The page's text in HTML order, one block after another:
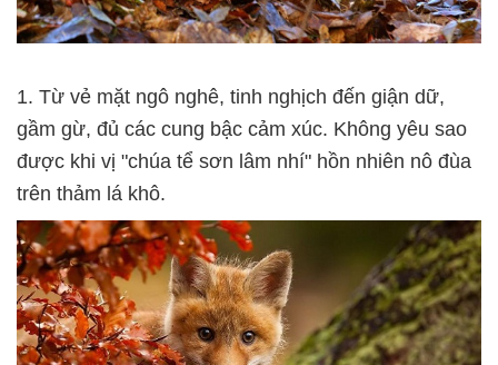
1. Từ vẻ mặt ngô nghê, tinh nghịch đến giận dữ,
gầm gừ, đủ các cung bậc cảm xúc. Không yêu sao
được khi vị "chúa tể sơn lâm nhí" hồn nhiên nô đùa
trên thảm lá khô.